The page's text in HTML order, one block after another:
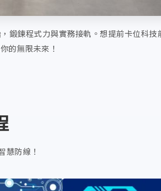
鍛鍊程式力與實務接軌。想提前卡位科
的無限未來！
慧防線！